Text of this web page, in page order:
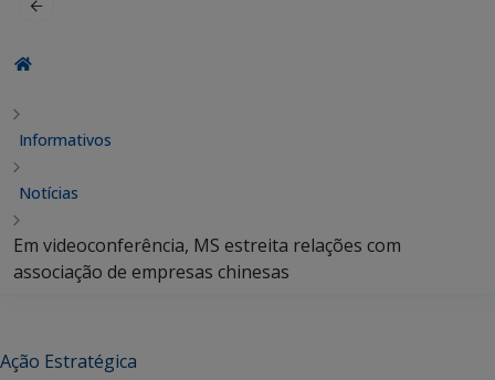
Informativos
Notícias
Em videoconferência, MS estreita relações com
associação de empresas chinesas
Ação Estratégica